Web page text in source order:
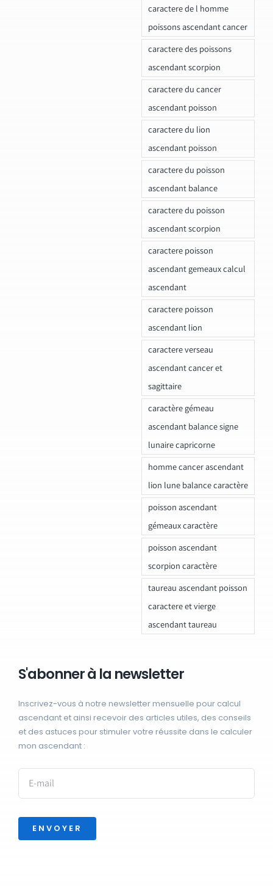
caractere de l homme
poissons ascendant cancer
caractere des poissons
ascendant scorpion
caractere du cancer
ascendant poisson
caractere du lion
ascendant poisson
caractere du poisson
ascendant balance
caractere du poisson
ascendant scorpion
caractere poisson
ascendant gemeaux calcul
ascendant
caractere poisson
ascendant lion
caractere verseau
ascendant cancer et
sagittaire
caractère gémeau
ascendant balance signe
lunaire capricorne
homme cancer ascendant
lion lune balance caractère
poisson ascendant
gémeaux caractère
poisson ascendant
scorpion caractère
taureau ascendant poisson
caractere et vierge
ascendant taureau
S'abonner à la newsletter
Inscrivez-vous à notre newsletter mensuelle pour calcul
ascendant et ainsi recevoir des articles utiles, des conseils
et des astuces pour stimuler votre réussite dans le calculer
mon ascendant :
ENVOYER